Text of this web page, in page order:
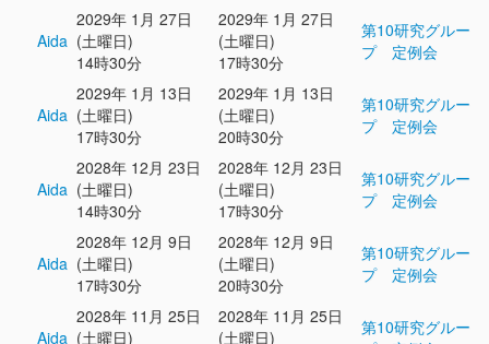
Aida
2029年 1月 27日
(土曜日)
14時30分
2029年 1月 27日
(土曜日)
17時30分
第10研究グルー
プ 定例会
Aida
2029年 1月 13日
(土曜日)
17時30分
2029年 1月 13日
(土曜日)
20時30分
第10研究グルー
プ 定例会
Aida
2028年 12月 23日
(土曜日)
14時30分
2028年 12月 23日
(土曜日)
17時30分
第10研究グルー
プ 定例会
Aida
2028年 12月 9日
(土曜日)
17時30分
2028年 12月 9日
(土曜日)
20時30分
第10研究グルー
プ 定例会
Aida
2028年 11月 25日
(土曜日)
2028年 11月 25日
(土曜日)
第10研究グルー